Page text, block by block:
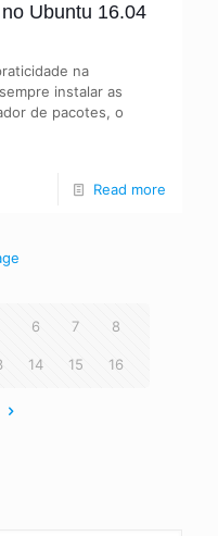
Ubuntu 16.04
na
instalar as
de pacotes, o
Read more
6 7 8
14 15 16